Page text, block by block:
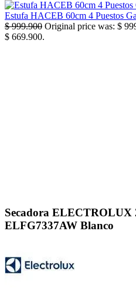
Estufa HACEB 60cm 4 Puestos
$999.900 Original price was: $
$ 669.900.
Secadora ELECTROLUX
ELFG7337AW Blanco